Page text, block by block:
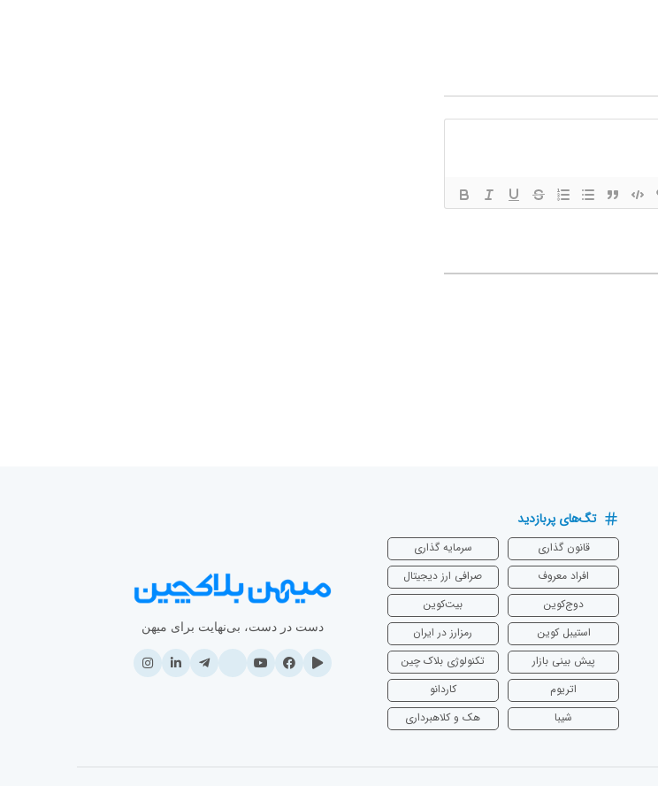
تگ‌های پربازدید
قانون گذاری
سرمایه‌ گذاری
افراد معروف
صرافی ارز دیجیتال
دوج‌کوین
بیت‌کوین
استیبل کوین
رمزارز در ایران
پیش بینی بازار
تکنولوژی بلاک چین
اتریوم
‌کاردانو
شیبا
هک و کلاهبرداری
دست در دست، بی‌نهایت برای میهن